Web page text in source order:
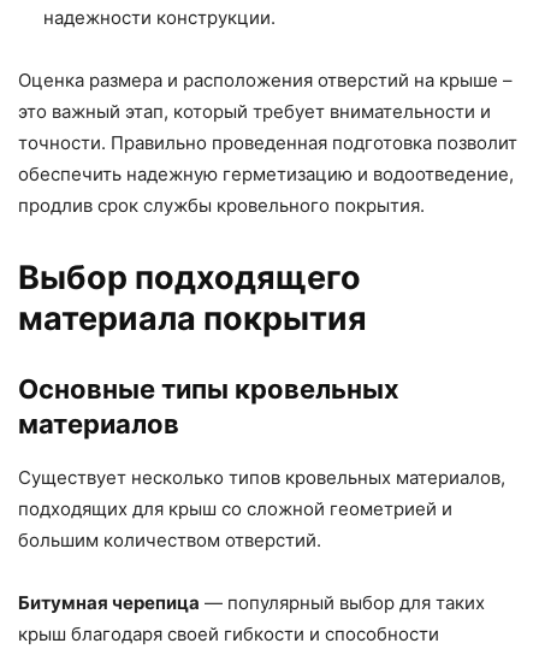
надежности конструкции.
Оценка размера и расположения отверстий на крыше –
это важный этап, который требует внимательности и
точности. Правильно проведенная подготовка позволит
обеспечить надежную герметизацию и водоотведение,
продлив срок службы кровельного покрытия.
Выбор подходящего
материала покрытия
Основные типы кровельных
материалов
Существует несколько типов кровельных материалов,
подходящих для крыш со сложной геометрией и
большим количеством отверстий.
Битумная черепица — популярный выбор для таких
крыш благодаря своей гибкости и способности